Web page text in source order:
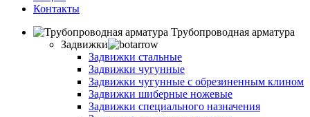
Контакты
Трубопроводная арматура
Задвижки
Задвижки стальные
Задвижки чугунные
Задвижки чугунные с обрезиненным клином
Задвижки шиберные ножевые
Задвижки специального назначения